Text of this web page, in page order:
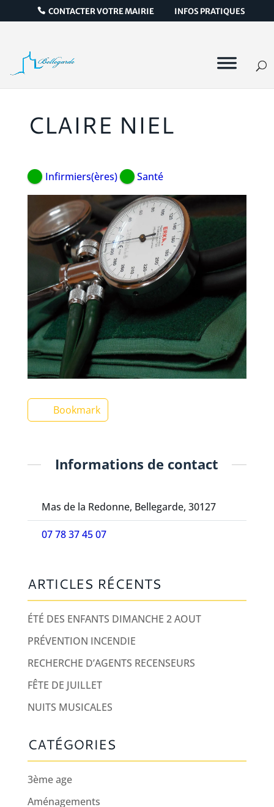
CONTACTER VOTRE MAIRIE INFOS PRATIQUES
CLAIRE NIEL
Infirmiers(ères) Santé
Bookmark
Informations de contact
Mas de la Redonne, Bellegarde, 30127
07 78 37 45 07
ARTICLES RÉCENTS
ÉTÉ DES ENFANTS DIMANCHE 2 AOUT
PRÉVENTION INCENDIE
RECHERCHE D’AGENTS RECENSEURS
FÊTE DE JUILLET
NUITS MUSICALES
CATÉGORIES
3ème age
Aménagements